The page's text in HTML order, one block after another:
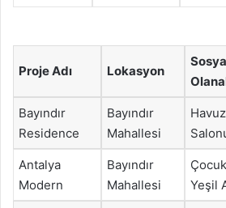
Proje Adı Lokasyon
Bayındır
Residence
Bayındır
Mahallesi
Antalya
Modern
Bayındır
Mahallesi
Yeşil